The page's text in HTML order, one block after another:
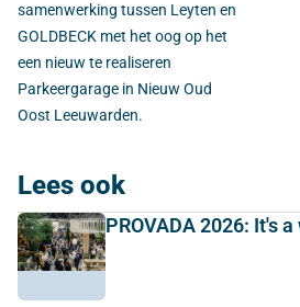
samenwerking tussen Leyten en
GOLDBECK met het oog op het
een nieuw te realiseren
Parkeergarage in Nieuw Oud
Oost Leeuwarden.
Lees ook
PROVADA 2026: It's a